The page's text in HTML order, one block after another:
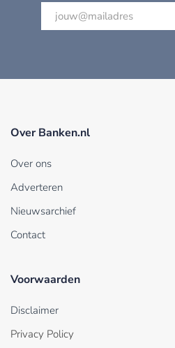
Over Banken.nl
Over ons
Adverteren
Nieuwsarchief
Contact
Voorwaarden
Disclaimer
Privacy Policy